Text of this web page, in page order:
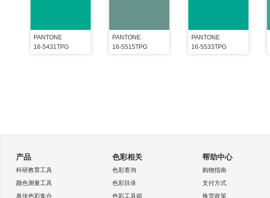
PANTONE
16-5431TPG
PANTONE
16-5515TPG
PANTONE
16-5533TPG
产品
科研教育工具
颜色测量工具
单张色彩集合
色彩相关
色彩查询
色彩目录
色彩工具箱
帮助中心
购物指南
支付方式
换货政策